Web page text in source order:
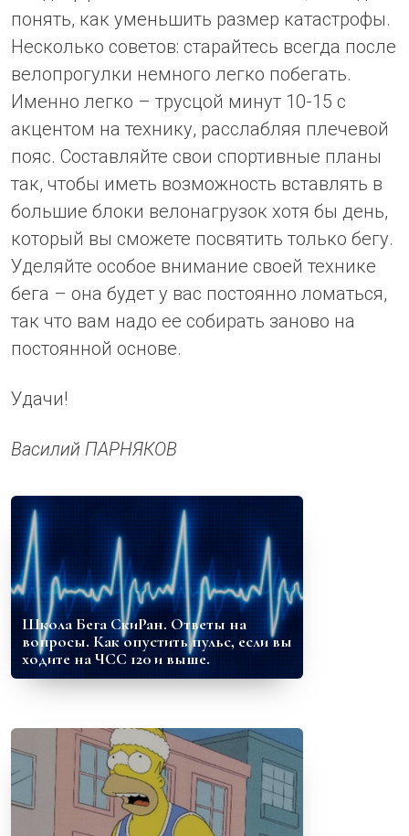
понять, как уменьшить размер катастрофы.
Несколько советов: старайтесь всегда после
велопрогулки немного легко побегать.
Именно легко – трусцой минут 10-15 с
акцентом на технику, расслабляя плечевой
пояс. Составляйте свои спортивные планы
так, чтобы иметь возможность вставлять в
большие блоки велонагрузок хотя бы день,
который вы сможете посвятить только бегу.
Уделяйте особое внимание своей технике
бега – она будет у вас постоянно ломаться,
так что вам надо ее собирать заново на
постоянной основе.
Удачи!
Василий ПАРНЯКОВ
Школа Бега СкиРан. Ответы на
вопросы. Как опустить пульс, если вы
ходите на ЧСС 120 и выше.